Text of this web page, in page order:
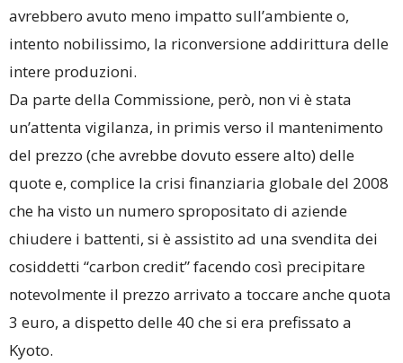
avrebbero avuto meno impatto sull’ambiente o,
intento nobilissimo, la riconversione addirittura delle
intere produzioni.
Da parte della Commissione, però, non vi è stata
un’attenta vigilanza, in primis verso il mantenimento
del prezzo (che avrebbe dovuto essere alto) delle
quote e, complice la crisi finanziaria globale del 2008
che ha visto un numero spropositato di aziende
chiudere i battenti, si è assistito ad una svendita dei
cosiddetti “carbon credit” facendo così precipitare
notevolmente il prezzo arrivato a toccare anche quota
3 euro, a dispetto delle 40 che si era prefissato a
Kyoto.